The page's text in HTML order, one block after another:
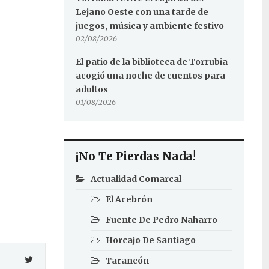
Lejano Oeste con una tarde de
juegos, música y ambiente festivo
02/08/2026
El patio de la biblioteca de Torrubia
acogió una noche de cuentos para
adultos
01/08/2026
¡No Te Pierdas Nada!
Actualidad Comarcal
El Acebrón
Fuente De Pedro Naharro
Horcajo De Santiago
Tarancón